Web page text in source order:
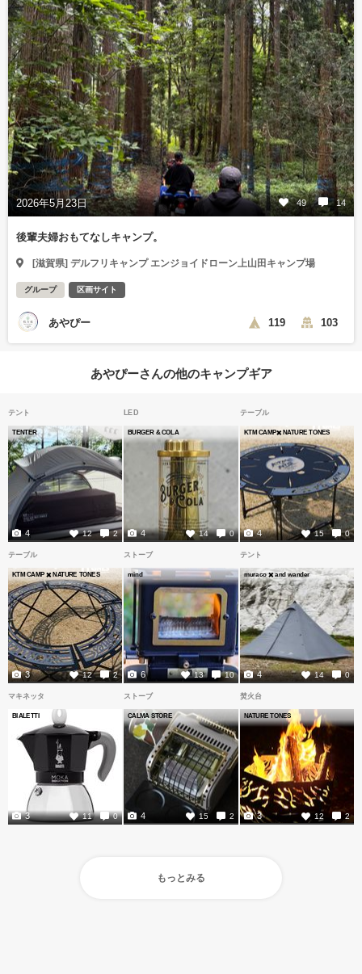
2026年5月23日 49 14
後輩夫婦おもてなしキャンプ。
[滋賀県] デルフリキャンプ エンジョイドローン上山田キャンプ場
グループ 区画サイト
あやぴー 119 103
あやぴーさんの他のキャンプギア
テント
TENTER
12 2
4
LED
BURGER & COLA
14 0
4
テーブル
KTM CAMP✖️ NATURE TONES
15 0
4
テーブル
KTM CAMP ✖️ NATURE TONES
12 2
3
ストーブ
mind
13 10
6
テント
muraco ✖️ and wander
14 0
4
マキネッタ
BIALETTI
11 0
3
ストーブ
CALMA STORE
15 2
4
焚火台
NATURE TONES
12 2
3
もっとみる